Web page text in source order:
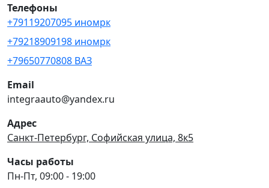
Телефоны
+79119207095 иномрк
+79218909198 иномрк
+79650770808 ВАЗ
Email
integraauto@yandex.ru
Адрес
Санкт-Петербург, Софийская улица, 8к5
Часы работы
Пн-Пт, 09:00 - 19:00